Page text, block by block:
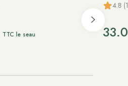
TTC le seau
4.8